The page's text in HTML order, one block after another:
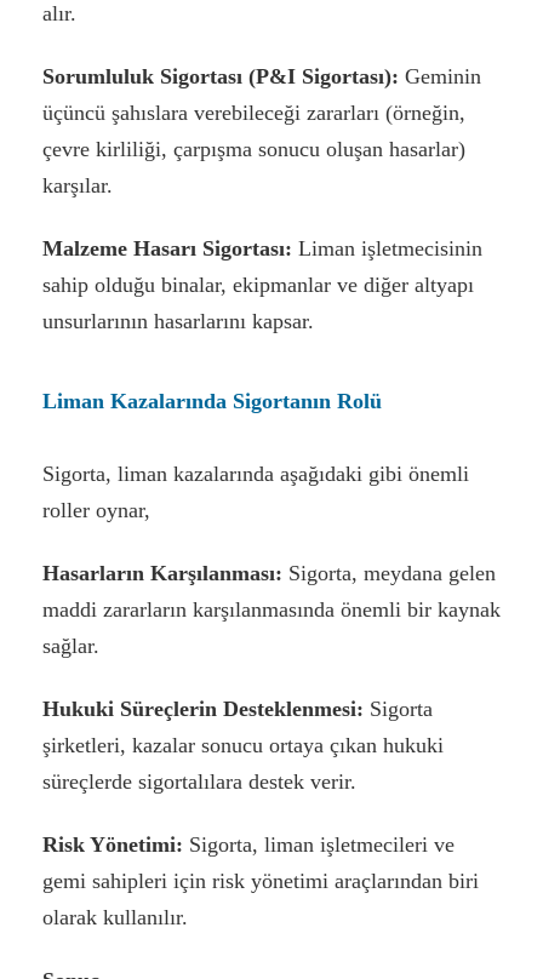
alır.
Sorumluluk Sigortası (P&I Sigortası): Geminin
üçüncü şahıslara verebileceği zararları (örneğin,
çevre kirliliği, çarpışma sonucu oluşan hasarlar)
karşılar.
Malzeme Hasarı Sigortası: Liman işletmecisinin
sahip olduğu binalar, ekipmanlar ve diğer altyapı
unsurlarının hasarlarını kapsar.
Liman Kazalarında Sigortanın Rolü
Sigorta, liman kazalarında aşağıdaki gibi önemli
roller oynar,
Hasarların Karşılanması: Sigorta, meydana gelen
maddi zararların karşılanmasında önemli bir kaynak
sağlar.
Hukuki Süreçlerin Desteklenmesi: Sigorta
şirketleri, kazalar sonucu ortaya çıkan hukuki
süreçlerde sigortalılara destek verir.
Risk Yönetimi: Sigorta, liman işletmecileri ve
gemi sahipleri için risk yönetimi araçlarından biri
olarak kullanılır.